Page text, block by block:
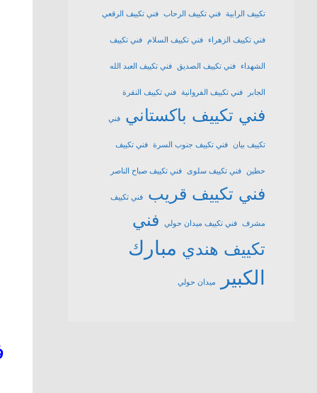
تكييف الرابية فني تكييف الرحاب فني تكييف الرقعي
فني تكييف الزهراء فني تكييف السلام فني تكييف
الشهداء فني تكييف الصديق فني تكييف العبد الله
الجابر فني تكييف الفروانية فني تكييف النقرة
فني تكييف باكستاني فني
تكييف بيان فني تكييف جنوب السرة فني تكييف
حطين فني تكييف سلوى فني تكييف صباح الناصر
فني تكييف قريب فني تكييف
مشرف فني تكييف ميدان حولي
فني
تكييف هندي مبارك
الكبير
ميدان حولي